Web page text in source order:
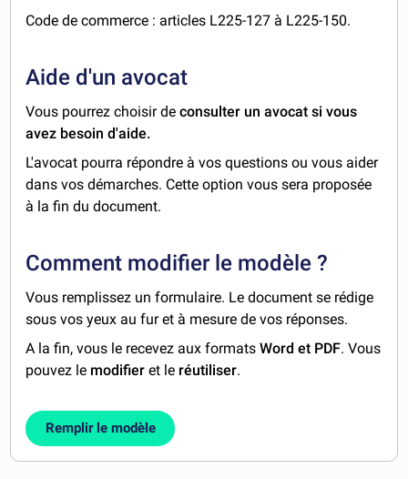
Code de commerce : articles L225-127 à L225-150.
Aide d'un avocat
Vous pourrez choisir deconsulter un avocat si vous
avez besoin d'aide.
L'avocat pourra répondre à vos questions ou vous aider
dans vos démarches. Cette option vous sera proposée
à la fin du document.
Comment modifier le modèle ?
Vous remplissez un formulaire. Le document se rédige
sous vos yeux au fur et à mesure de vos réponses.
A la fin, vous le recevez aux formatsWord et PDF. Vous
pouvez le modifier et le réutiliser.
Remplir le modèle